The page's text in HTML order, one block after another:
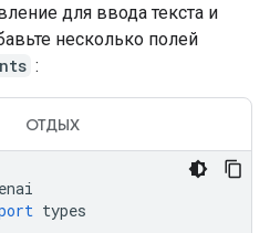
для ввода текста и
несколько полей
:
ОТДЫХ
types